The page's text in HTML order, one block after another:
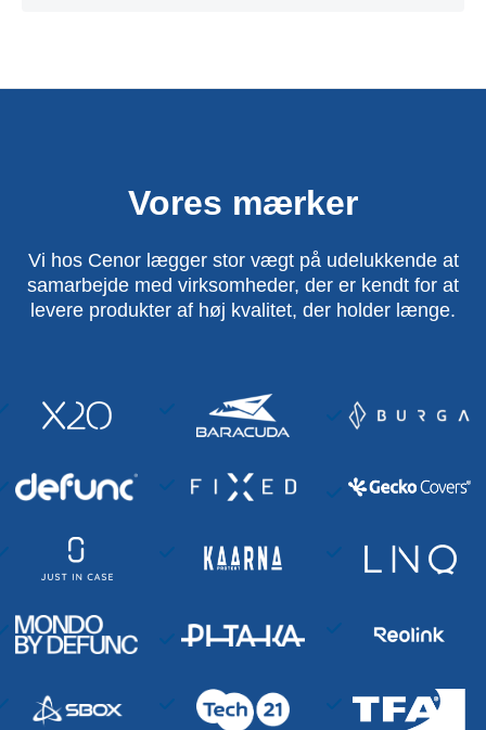
Vores mærker
Vi hos Cenor lægger stor vægt på udelukkende at
samarbejde med virksomheder, der er kendt for at
levere produkter af høj kvalitet, der holder længe.